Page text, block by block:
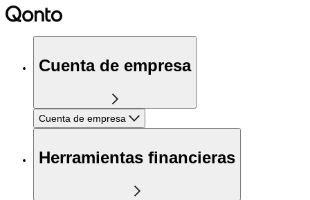
Cuenta de empresa
Cuenta de empresa
Herramientas financieras